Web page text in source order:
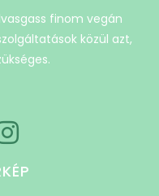
finom vegán
közül azt,